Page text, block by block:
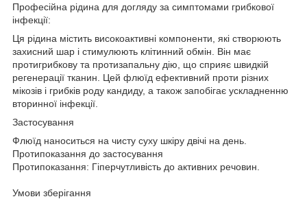
Професійна рідина для догляду за симптомами грибкової
інфекції:
Ця рідина містить високоактивні компоненти, які створюють
захисний шар і стимулюють клітинний обмін. Він має
протигрибкову та протизапальну дію, що сприяє швидкій
регенерації тканин. Цей флюїд ефективний проти різних
мікозів і грибків роду кандиду, а також запобігає ускладненню
вторинної інфекції.
Застосування
Флюїд наноситься на чисту суху шкіру двічі на день.
Протипоказання до застосування
Протипоказання: Гіперчутливість до активних речовин.
Умови зберігання